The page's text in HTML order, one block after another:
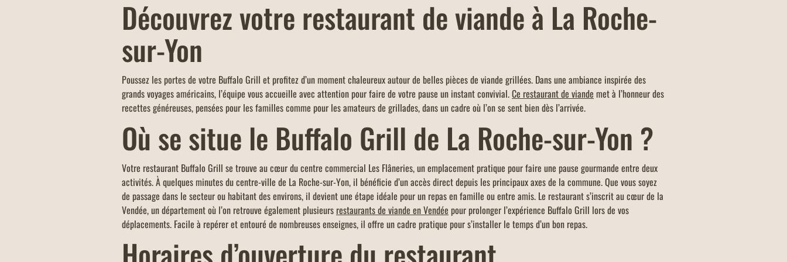
COMMANDEZ À EMPORTER
Commandez à emporter chez Buffalo Grill,
dîner en famille ou entre amis, ou bien pour
une pause déjeuner rapide !
click & collect (avec paiement sur place),
d'un montant minimum de 40 euros.
votre carte famille nombreuse et dans la
limite d'un menu KIDS par addition.
Découvrez votre restaurant de viande à La Roche-
sur-Yon
Poussez les portes de votre Buffalo Grill et profitez d’un moment chaleureux autour de belles pièces de viande grillées. Dans une ambiance inspirée des
grands voyages américains, l’équipe vous accueille avec attention pour faire de votre pause un instant convivial.Ce restaurant de viande met à l’honneur des
recettes généreuses, pensées pour les familles comme pour les amateurs de grillades, dans un cadre où l’on se sent bien dès l’arrivée.
Où se situe le Buffalo Grill de La Roche-sur-Yon ?
Votre restaurant Buffalo Grill se trouve au cœur du centre commercial Les Flâneries, un emplacement pratique pour faire une pause gourmande entre deux
activités. À quelques minutes du centre-ville de La Roche-sur-Yon, il bénéficie d’un accès direct depuis les principaux axes de la commune. Que vous soyez
de passage dans le secteur ou habitant des environs, il devient une étape idéale pour un repas en famille ou entre amis. Le restaurant s’inscrit au cœur de la
Vendée, un département où l’on retrouve également plusieurs restaurants de viande en Vendée pour prolonger l’expérience Buffalo Grill lors de vos
déplacements. Facile à repérer et entouré de nombreuses enseignes, il offre un cadre pratique pour s’installer le temps d’un bon repas.